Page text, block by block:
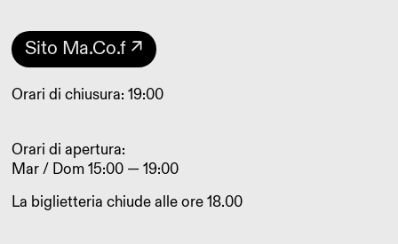
Sito Ma.Co.f ↗
Orari di chiusura: 19:00
Orari di apertura:
Mar / Dom 15:00 — 19:00
La biglietteria chiude alle ore 18.00